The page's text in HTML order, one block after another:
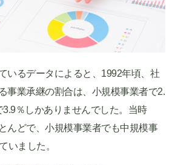
いるデータによると、1992年頃、社
事業承継の割合は、小規模事業者で2.
％しかありませんでした。当時
んどで、小規模事業者でも中規模事
いました。